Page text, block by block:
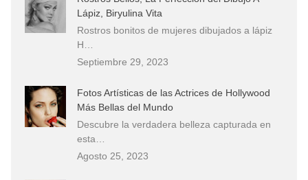
Lápiz, Biryulina Vita
Rostros bonitos de mujeres dibujados a lápiz
H…
Septiembre 29, 2023
Fotos Artísticas de las Actrices de Hollywood
Más Bellas del Mundo
Descubre la verdadera belleza capturada en
esta…
Agosto 25, 2023